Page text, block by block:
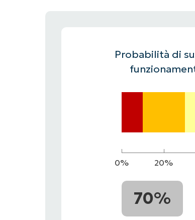
Probabilità di
0% 20%
70%